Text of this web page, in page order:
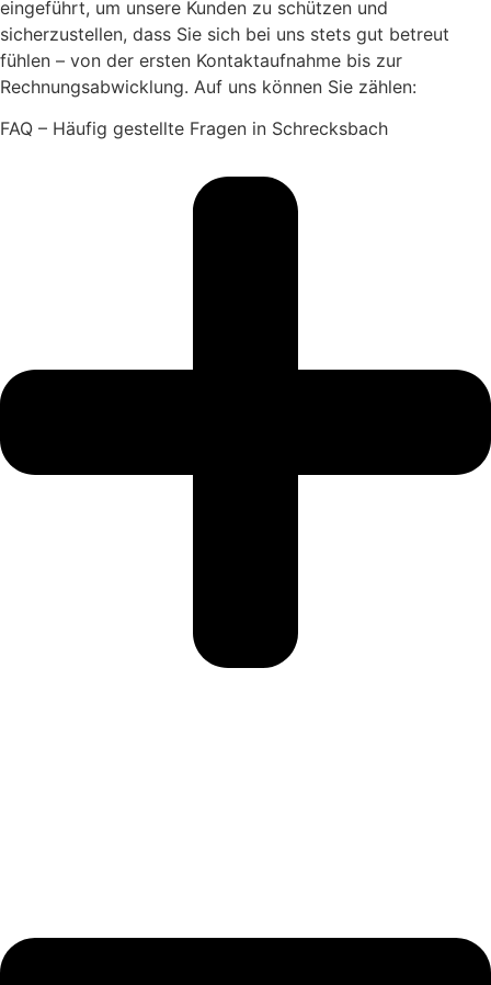
eingeführt, um unsere Kunden zu schützen und
sicherzustellen, dass Sie sich bei uns stets gut betreut
fühlen – von der ersten Kontaktaufnahme bis zur
Rechnungsabwicklung. Auf uns können Sie zählen:
FAQ – Häufig gestellte Fragen in Schrecksbach